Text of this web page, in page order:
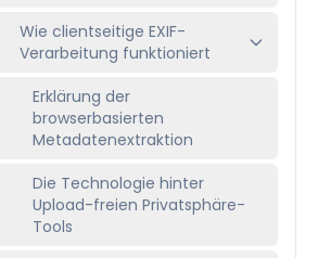
Wie clientseitige EXIF-
Verarbeitung funktioniert
Erklärung der
browserbasierten
Metadatenextraktion
Die Technologie hinter
Upload-freien Privatsphäre-
Tools